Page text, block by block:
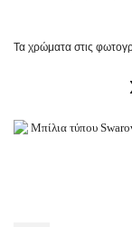
Τα χρώματα στις